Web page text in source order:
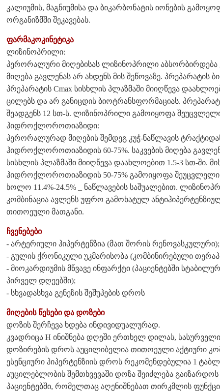
კალიუმის, მაგნიუმისა და ბიკარბონატის იონების
ორგანიზმში შეკავებას.
ფარმაკოკინეტიკა
ლიზინოპრილი:
პერორალური მიღებისას ლიზინოპრილი აბსორბირდება
მიღება გავლენას არ ახდენს მის შეწოვაზე. პრეპარატის
პრეპარატის Cmax სისხლის პლაზმაში მიიღწევა
ცილებს და არ განიცდის ბიოტრანსფორმაციას.
შეადგენს 12 სთ-ს. ლიზინოპრილი გამოიყოფა
ჰიდროქლოროთიაზიდი:
პერორალურად მიღების შემდეგ კუჭ-ნაწლავის
ჰიდროქლოროთიაზიდის 60-75%. საკვების მიღება
სისხლის პლაზმაში მიიღწევა დაახლოებით 1.5-3 სთ-ში.
ჰიდროქლოროთიაზიდის 50-75% გამოიყოფა შეუცვლელი
ხოლო 11.4%-24.5% _ ნაწლავების საშუალებით.
კომბინაცია ავლენს უფრო გამოხატულ
თითოეული მათგანი.
ჩვენებები
- არტერიული ჰიპერტენზია (მათ შორის რენოვასკულური);
- გულის ქრონიკული უკმარისობა (კომბინირებული
- მიოკარდიუმის მწვავე ინფარქტი (პაციენტებში
პირველ დღეებში);
- სხვადასხვა გენეზის შეშუპების დროს
მიღების წესები და დოზები
დოზის შერჩევა ხდება ინდივიდუალურად.
კვადრიცა H ინიშნება დღეში ერთხელ დილას,
დოზირების დროს აუცილიბელია თითოეული აქტიური
ესენციური ჰიპერტენზიის დროს რეკომენდებულია 1
აუცილებლობის შემთხვევაში დოზა შეიძლება
პაციენტებში, რომელთაც აღენიშნებათ თირკმლის